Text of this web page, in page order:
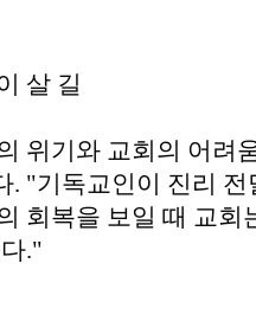
살 길
위기와 교회의 어려
. "기독교인이 진리
회복을 보일 때 교
."